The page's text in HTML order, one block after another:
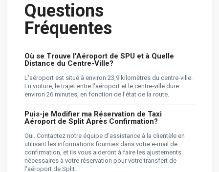
Questions
Fréquentes
Où se Trouve l'Aéroport de SPU et à Quelle
Distance du Centre-Ville?
L'aéroport est situé à environ 23,9 kilomètres du centre-ville.
En voiture, le trajet entre l'aéroport et le centre-ville dure
environ 26 minutes, en fonction de l'état de la route.
Puis-je Modifier ma Réservation de Taxi
Aéroport de Split Après Confirmation?
Oui. Contactez notre équipe d'assistance à la clientèle en
utilisant les informations fournies dans votre e-mail de
confirmation, et ils vous aideront à faire les ajustements
nécessaires à votre réservation pour votre transfert de
l'aéroport de Split.